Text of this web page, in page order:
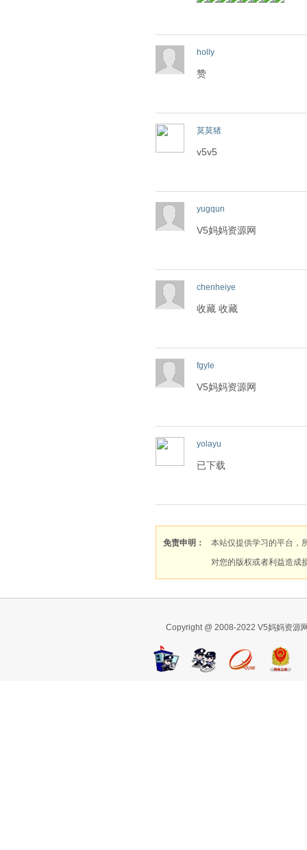
holly
赞
莫莫猪
v5v5
yugqun
V5妈妈资源网
chenheiye
收藏 收藏
fgyle
V5妈妈资源网
yolayu
已下载
免责申明：
本站仅提供学习的平台，
对您的版权或者利益造成
Copyright @ 2008-2022 V5妈妈资源